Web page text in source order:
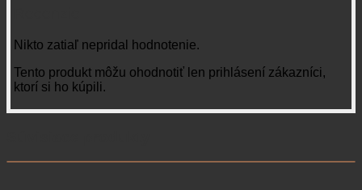
Nikto zatiaľ nepridal hodnotenie.
Tento produkt môžu ohodnotiť len prihlásení zákazníci,
ktorí si ho kúpili.